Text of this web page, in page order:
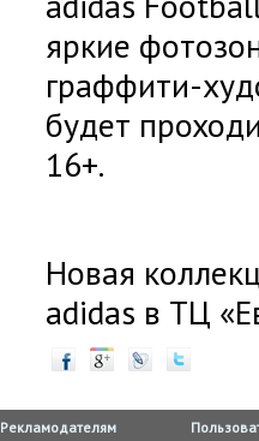
яркие
граффити-
будет
16+.
Новая
adidas в ТЦ
Рекламодателям